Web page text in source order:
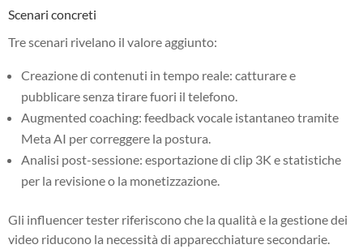
Scenari concreti
Tre scenari rivelano il valore aggiunto:
Creazione di contenuti in tempo reale: catturare e
pubblicare senza tirare fuori il telefono.
Augmented coaching: feedback vocale istantaneo tramite
Meta AI per correggere la postura.
Analisi post-sessione: esportazione di clip 3K e statistiche
per la revisione o la monetizzazione.
Gli influencer tester riferiscono che la qualità e la gestione dei
video riducono la necessità di apparecchiature secondarie.